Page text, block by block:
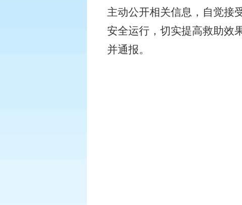
主动公开相关信息，自觉接
安全运行，切实提高救助效
并通报。